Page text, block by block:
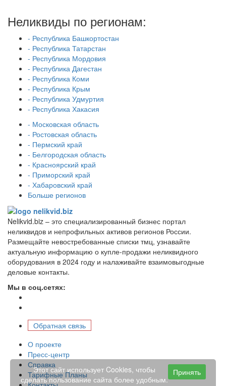
Неликвиды по регионам:
- Республика Башкортостан
- Республика Татарстан
- Республика Мордовия
- Республика Дагестан
- Республика Коми
- Республика Крым
- Республика Удмуртия
- Республика Хакасия
- Московская область
- Ростовская область
- Пермский край
- Белгородская область
- Красноярский край
- Приморский край
- Хабаровский край
Больше регионов
Nelikvid.biz – это специализированный бизнес портал
неликвидов и непрофильных активов регионов России.
Размещайте невостребованные списки тмц, узнавайте
актуальную информацию о купле-продажи неликвидного
оборудования в 2024 году и налаживайте взаимовыгодные
деловые контакты.
Мы в соц.сетях:
Обратная связь
О проекте
Пресс-центр
Справка
Тарифные Планы
Этот сайт использует Cookies, чтобы
сделать пользование сайта более удобным.
Принять